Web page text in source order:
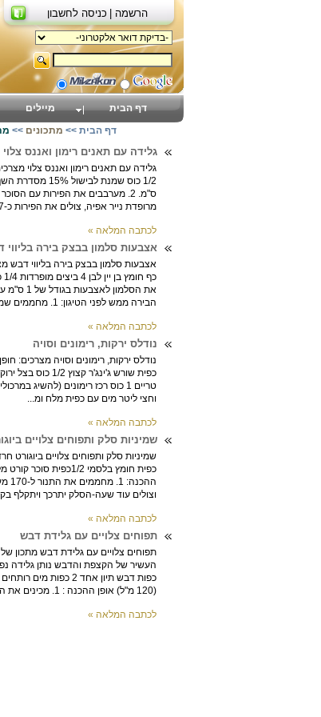
גלידה עם תאנים רימון ואננס צלוי
מרופדת נייר אפיה, צולים את הפירות כ-5-7 דקות (לפי עוצמת התנ...
לכתבה המלאה »
אצבעות סלמון בבצק בירה בליווי
הבירה ממש לפני הטיגון: 1. מחממים שמן לטיגון עמוק (לח...
לכתבה המלאה »
נודלס ירקות, רימונים וסויה
וחצי ליטר מים עם כפית מלח ומ...
לכתבה המלאה »
שמיניות סלק ותפוחים צלויים
וצולים עוד שעה-הסלק יתרכך ויתקלף בקלות. 4. קולפים את
לכתבה המלאה »
תפוחים צלויים עם גלידת דבש
(120 מ"ל) אופן ההכנה : 1. מכינים את הגלידה: יוצקים על התיון א...
לכתבה המלאה »
דף הבית מיילים
דף הבית >> מתכונים >>
הרשמה | כניסה לחשבון